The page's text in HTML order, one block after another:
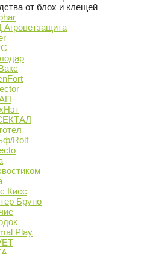
от блох и клещей
Rolf
Кисс
Бруно
Play